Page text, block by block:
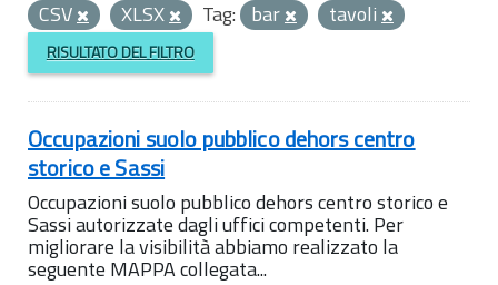
CSV
XLSX Tag: bar tavoli
RISULTATO DEL FILTRO
Occupazioni suolo pubblico dehors centro
storico e Sassi
Occupazioni suolo pubblico dehors centro storico e
Sassi autorizzate dagli uffici competenti. Per
migliorare la visibilità abbiamo realizzato la
seguente MAPPA collegata...